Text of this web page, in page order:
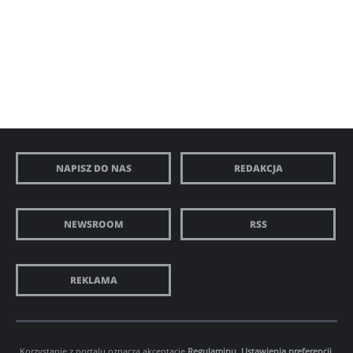
NAPISZ DO NAS REDAKCJA
NEWSROOM RSS
REKLAMA